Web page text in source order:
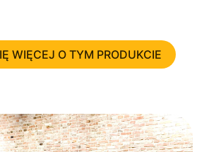
WIĘCEJ O TYM PRODUKCIE